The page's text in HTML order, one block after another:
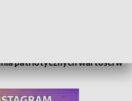
patriotycznych wartości w